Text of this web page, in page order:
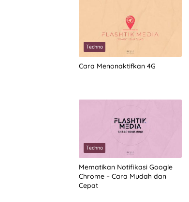
Techno
Cara Menonaktifkan 4G
Techno
Mematikan Notifikasi Google
Chrome – Cara Mudah dan
Cepat